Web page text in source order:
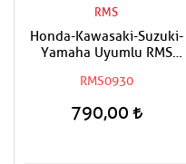
RMS
Honda-Kawasaki-Suzuki-
Yamaha Uyumlu RMS
RMS0930
790,00